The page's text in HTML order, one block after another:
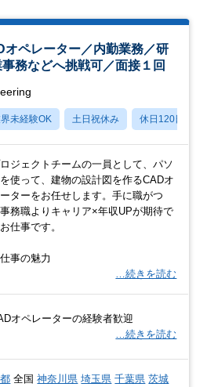
オペレーター／内勤業務／研
務などへ挑戦可／面接１回
未経験OK 土日祝休み 休日120日以上
ジェクトチームの一員として、パソ
使って、建物の設計図を作るCADオ
ターをお任せします。手に職がつ
務職よりキャリア×年収UPが期待で
仕事です。
事の魅力
…続きを読む
オペレーターの経験者歓迎
…続きを読む
全国神奈川県 埼玉県 千葉県 茨城